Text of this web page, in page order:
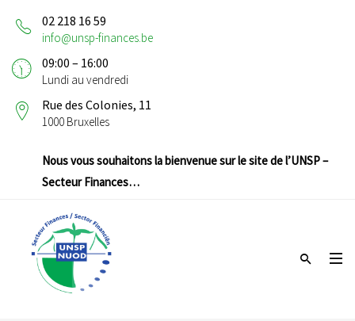
02 218 16 59
info@unsp-finances.be
09:00 – 16:00
Lundi au vendredi
Rue des Colonies, 11
1000 Bruxelles
Nous vous souhaitons la bienvenue sur le site de l’UNSP –
Secteur Finances…